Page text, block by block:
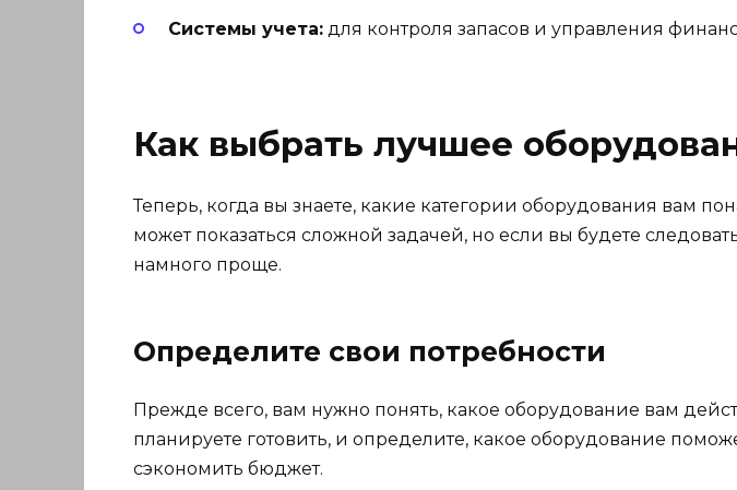
Системы учета: для контроля запасов и управления
Как выбрать лучшее
Теперь, когда вы знаете, какие категории оборудования вам
может показаться сложной задачей, но если вы будете
намного проще.
Определите свои потребности
Прежде всего, вам нужно понять, какое оборудование вам
планируете готовить, и определите, какое оборудование
сэкономить бюджет.